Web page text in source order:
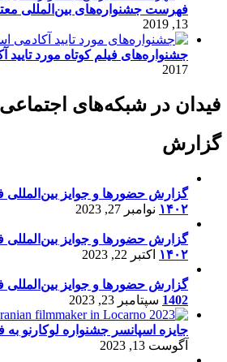
فهرست جشنواره‌های بین‌المللی
13, 2019
جشنواره‌های فیلم کوتاه مورد تایید
2017
فیدان در شبکه‌های اجتماعی
گزارش
گزارش حضورها و جوایز بین‌المللی
۱۴۰۲ نوامبر 27, 2023
گزارش حضورها و جوایز بین‌المللی
۱۴۰۲ اکتبر 22, 2023
گزارش حضورها و جوایز بین‌المللی
1402 سپتامبر 23, 2023
جایزه اسپانسر جشنواره لوکارنو به
آگوست 13, 2023